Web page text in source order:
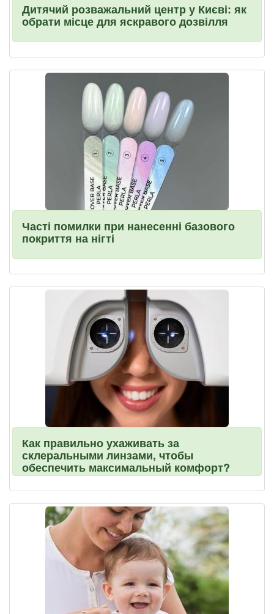
Дитячий розважальний центр у Києві: як
обрати місце для яскравого дозвілля
Часті помилки при нанесенні базового
покриття на нігті
Как правильно ухаживать за
склеральными линзами, чтобы
обеспечить максимальный комфорт?